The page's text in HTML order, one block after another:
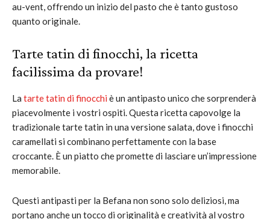
au-vent, offrendo un inizio del pasto che è tanto gustoso
quanto originale.
Tarte tatin di finocchi, la ricetta
facilissima da provare!
La tarte tatin di finocchi è un antipasto unico che sorprenderà
piacevolmente i vostri ospiti. Questa ricetta capovolge la
tradizionale tarte tatin in una versione salata, dove i finocchi
caramellati si combinano perfettamente con la base
croccante. È un piatto che promette di lasciare un’impressione
memorabile.
Questi antipasti per la Befana non sono solo deliziosi, ma
portano anche un tocco di originalità e creatività al vostro